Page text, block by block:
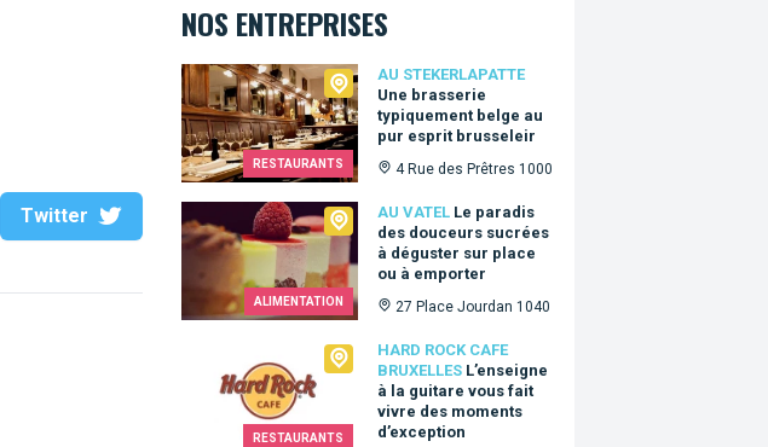
Twitter
NOS ENTREPRISES
RESTAURANTS
AU STEKERLAPATTE
Une brasserie
typiquement belge au
pur esprit brusseleir
4 Rue des Prêtres 1000
Au Stekerlapatte
ALIMENTATION
AU VATEL Le paradis
des douceurs sucrées
à déguster sur place
ou à emporter
27 Place Jourdan 1040
Au Vatel
RESTAURANTS
HARD ROCK CAFE
BRUXELLES L’enseigne
à la guitare vous fait
vivre des moments
d’exception
Hard Rock Cafe Bruxelles